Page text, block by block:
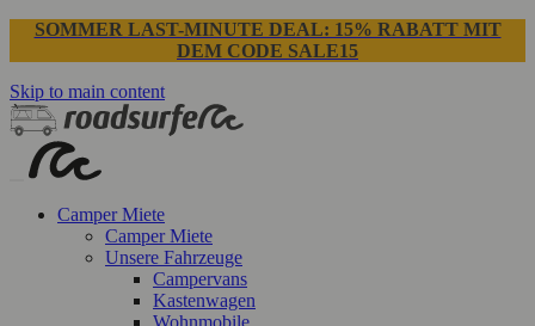
SOMMER LAST-MINUTE DEAL: 15% RABATT MIT
DEM CODE SALE15
Skip to main content
Camper Miete
Camper Miete
Unsere Fahrzeuge
Campervans
Kastenwagen
Wohnmobile